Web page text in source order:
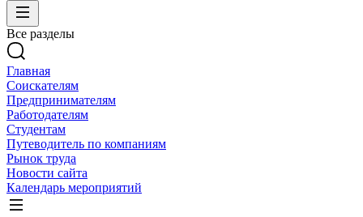
Все разделы
Главная
Соискателям
Предпринимателям
Работодателям
Студентам
Путеводитель по компаниям
Рынок труда
Новости сайта
Календарь мероприятий